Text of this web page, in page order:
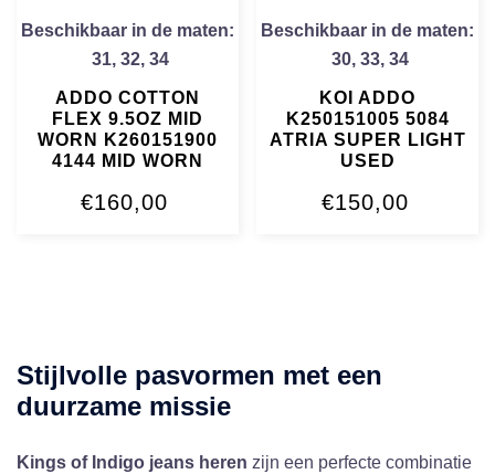
Beschikbaar in de maten:
31, 32, 34
ADDO COTTON
FLEX 9.5OZ MID
WORN K260151900
4144 MID WORN
€160,00
Beschikbaar in de maten:
30,33,34
KOI ADDO
K250151005 5084
ATRIA SUPER LIGHT
USED
€150,00
Stijlvolle pasvormen met een
duurzame missie
Kings of Indigo jeans heren zijn een perfecte combinatie